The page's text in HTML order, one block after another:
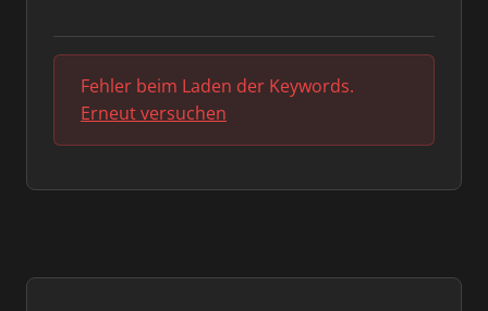
Fehler beim Laden der Keywords.
Erneut versuchen